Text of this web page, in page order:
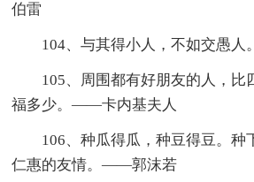
伯雷
104、与其得小人，不如交愚
105、周围都有好朋友的人，比
福多少。——卡内基夫人
106、种瓜得瓜，种豆得豆。种
仁惠的友情。——郭沫若